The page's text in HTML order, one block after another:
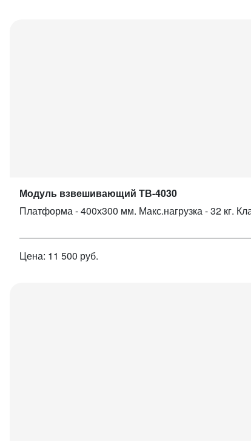
Модуль взвешивающий ТВ-4030
Платформа - 400х300 мм. Макс.нагрузка - 32 кг.
Цена: 11 500 руб.